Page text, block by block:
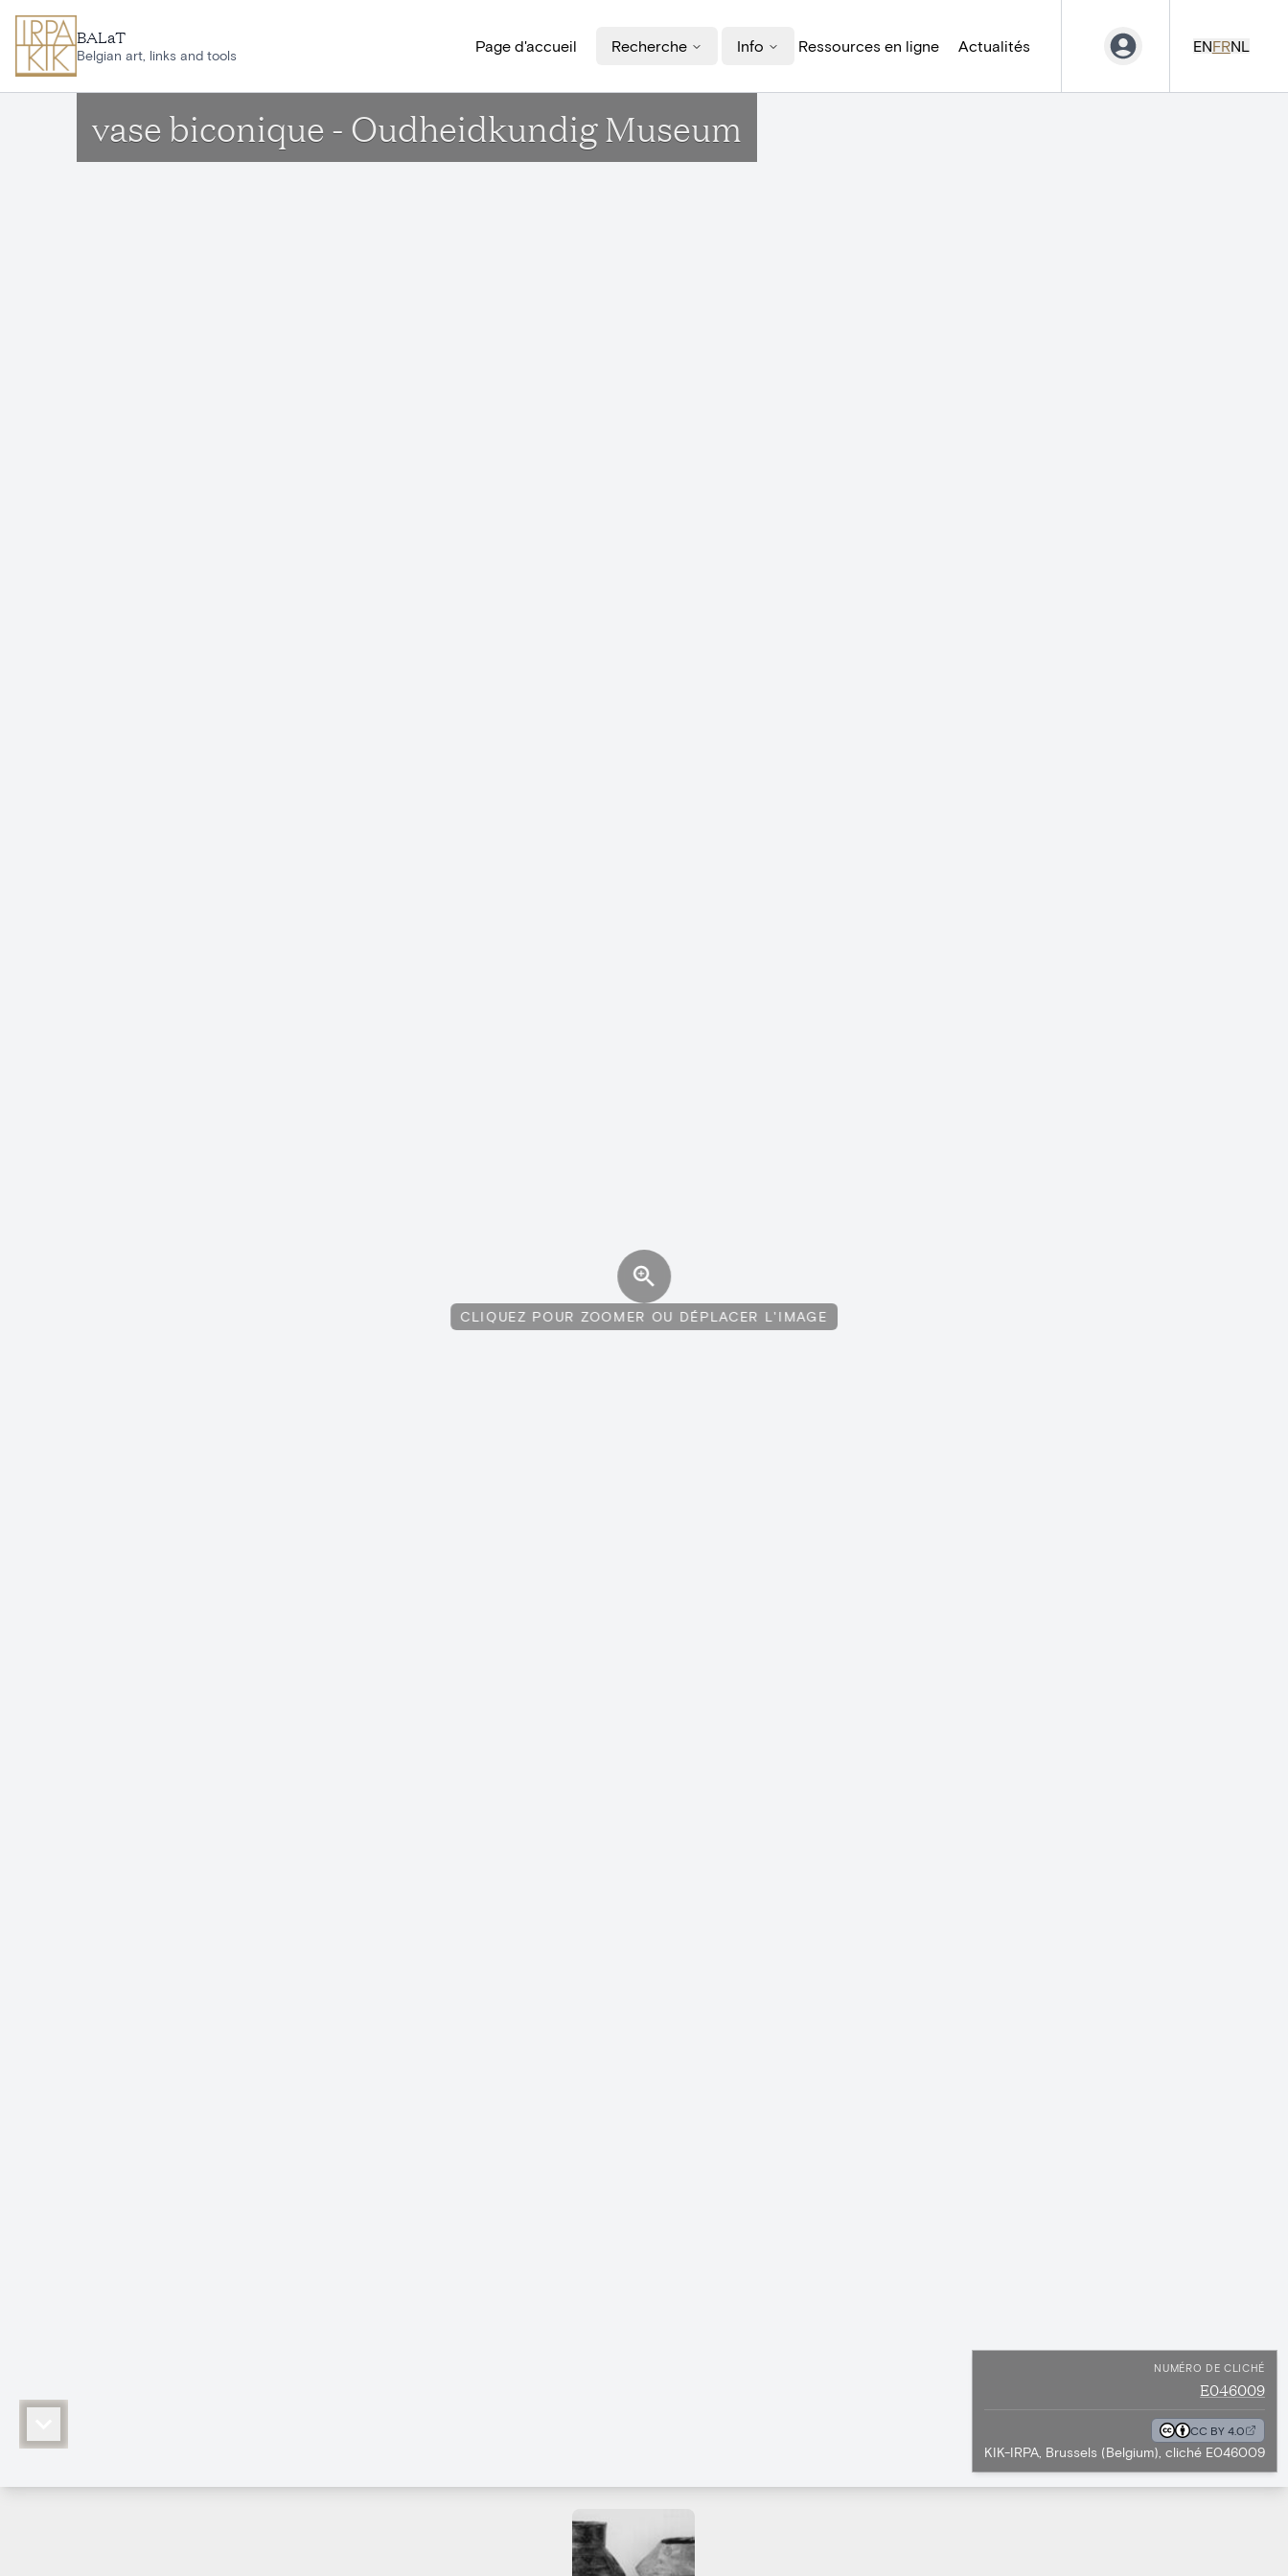
BALaT
Belgian art, links and tools
Page d'accueil Recherche Info Ressources en ligne Actualités ENFRNL
vase biconique - Oudheidkundig Museum
CLIQUEZ POUR ZOOMER OU DÉPLACER L'IMAGE
NUMÉRO DE CLICHÉ
E046009
CC BY 4.0
KIK-IRPA, Brussels (Belgium), cliché E046009